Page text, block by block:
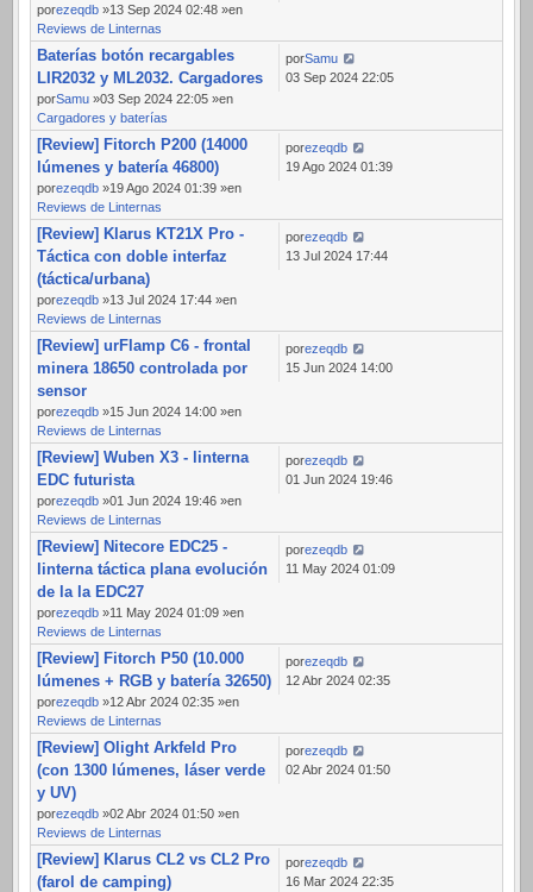
porezeqdb »13 Sep 2024 02:48 »en
Reviews de Linternas
Baterías botón recargables
LIR2032 y ML2032. Cargadores
porSamu »03 Sep 2024 22:05 »en
Cargadores y baterías
porSamu
03 Sep 2024 22:05
[Review] Fitorch P200 (14000
lúmenes y batería 46800)
porezeqdb »19 Ago 2024 01:39 »en
Reviews de Linternas
porezeqdb
19 Ago 2024 01:39
[Review] Klarus KT21X Pro -
Táctica con doble interfaz
(táctica/urbana)
porezeqdb »13 Jul 2024 17:44 »en
Reviews de Linternas
porezeqdb
13 Jul 2024 17:44
[Review] urFlamp C6 - frontal
minera 18650 controlada por
sensor
porezeqdb »15 Jun 2024 14:00 »en
Reviews de Linternas
porezeqdb
15 Jun 2024 14:00
[Review] Wuben X3 - linterna
EDC futurista
porezeqdb »01 Jun 2024 19:46 »en
Reviews de Linternas
porezeqdb
01 Jun 2024 19:46
[Review] Nitecore EDC25 -
linterna táctica plana evolución
de la la EDC27
porezeqdb »11 May 2024 01:09 »en
Reviews de Linternas
porezeqdb
11 May 2024 01:09
[Review] Fitorch P50 (10.000
lúmenes + RGB y batería 32650)
porezeqdb »12 Abr 2024 02:35 »en
Reviews de Linternas
porezeqdb
12 Abr 2024 02:35
[Review] Olight Arkfeld Pro
(con 1300 lúmenes, láser verde
y UV)
porezeqdb »02 Abr 2024 01:50 »en
Reviews de Linternas
porezeqdb
02 Abr 2024 01:50
[Review] Klarus CL2 vs CL2 Pro
(farol de camping)
porezeqdb
16 Mar 2024 22:35